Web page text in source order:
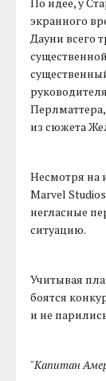
экранного
Дауни всего
из сюжета
Несмотря на
Marvel
негласные
ситуацию.
Учитывая
боятся
и не
"Капитан